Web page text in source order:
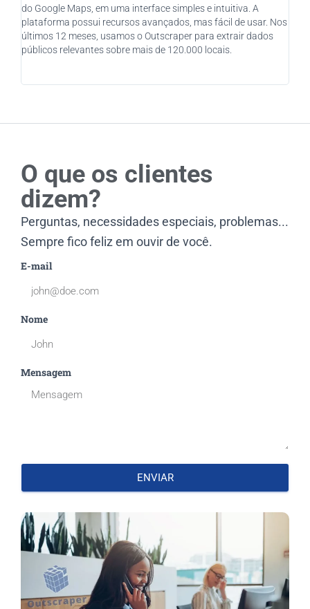
do Google Maps, em uma interface simples e intuitiva. A
plataforma possui recursos avançados, mas fácil de usar. Nos
últimos 12 meses, usamos o Outscraper para extrair dados
públicos relevantes sobre mais de 120.000 locais.
O que os clientes
dizem?
Perguntas, necessidades especiais, problemas...
Sempre fico feliz em ouvir de você.
E-mail
Nome
Mensagem
ENVIAR